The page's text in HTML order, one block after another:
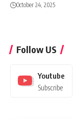
October 24, 2025
Follow US
Youtube
Subscribe